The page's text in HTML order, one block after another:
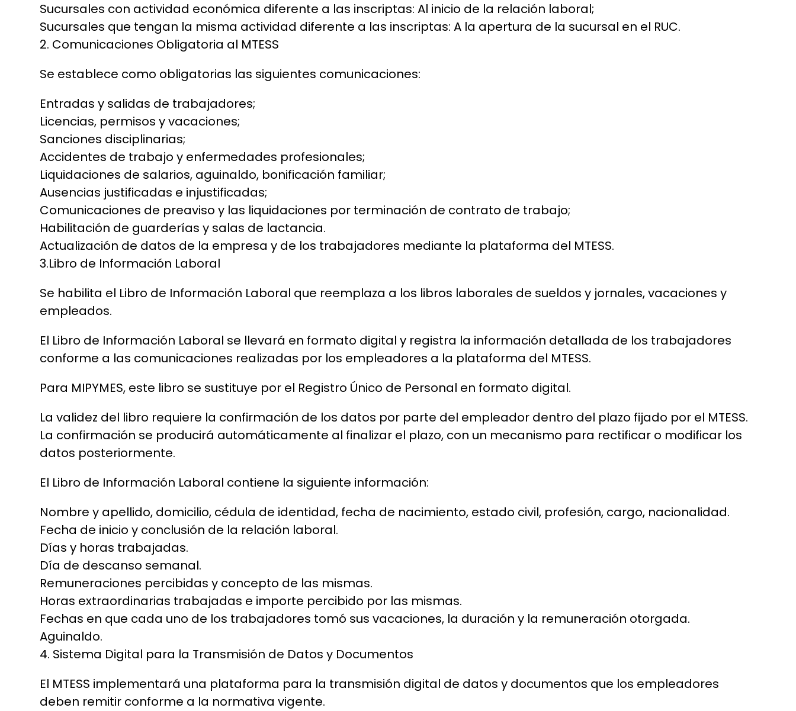
Sucursales con actividad económica diferente a las inscriptas: Al inicio de la relación laboral;
Sucursales que tengan la misma actividad diferente a las inscriptas: A la apertura de la sucursal en el RUC.
2. Comunicaciones Obligatoria al MTESS
Se establece como obligatorias las siguientes comunicaciones:
Entradas y salidas de trabajadores;
Licencias, permisos y vacaciones;
Sanciones disciplinarias;
Accidentes de trabajo y enfermedades profesionales;
Liquidaciones de salarios, aguinaldo, bonificación familiar;
Ausencias justificadas e injustificadas;
Comunicaciones de preaviso y las liquidaciones por terminación de contrato de trabajo;
Habilitación de guarderías y salas de lactancia.
Actualización de datos de la empresa y de los trabajadores mediante la plataforma del MTESS.
3.Libro de Información Laboral
Se habilita el Libro de Información Laboral que reemplaza a los libros laborales de sueldos y jornales, vacaciones y
empleados.
El Libro de Información Laboral se llevará en formato digital y registra la información detallada de los trabajadores
conforme a las comunicaciones realizadas por los empleadores a la plataforma del MTESS.
Para MIPYMES, este libro se sustituye por el Registro Único de Personal en formato digital.
La validez del libro requiere la confirmación de los datos por parte del empleador dentro del plazo fijado por el MTESS.
La confirmación se producirá automáticamente al finalizar el plazo, con un mecanismo para rectificar o modificar los
datos posteriormente.
El Libro de Información Laboral contiene la siguiente información:
Nombre y apellido, domicilio, cédula de identidad, fecha de nacimiento, estado civil, profesión, cargo, nacionalidad.
Fecha de inicio y conclusión de la relación laboral.
Días y horas trabajadas.
Día de descanso semanal.
Remuneraciones percibidas y concepto de las mismas.
Horas extraordinarias trabajadas e importe percibido por las mismas.
Fechas en que cada uno de los trabajadores tomó sus vacaciones, la duración y la remuneración otorgada.
Aguinaldo.
4. Sistema Digital para la Transmisión de Datos y Documentos
El MTESS implementará una plataforma para la transmisión digital de datos y documentos que los empleadores
deben remitir conforme a la normativa vigente.